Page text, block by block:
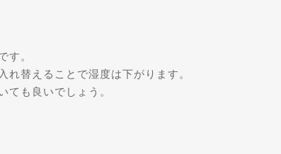
す。
替えることで湿度は下がります。
ても良いでしょう。